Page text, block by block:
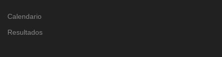
Calendario
Resultados